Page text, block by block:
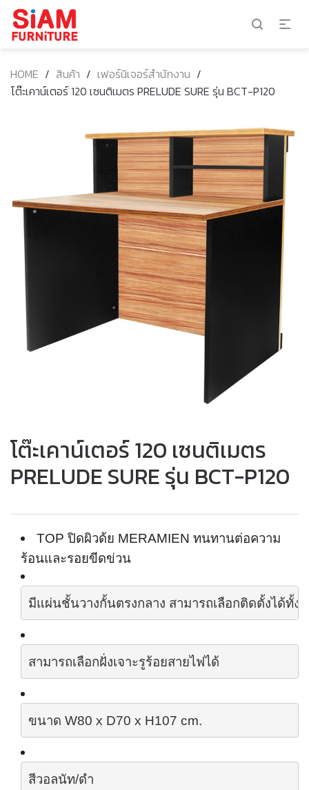
HOME / สินค้า / เฟอร์นิเจอร์สำนักงาน /
โต๊ะเคาน์เตอร์ 120 เซนติเมตร PRELUDE SURE รุ่น BCT-P120
โต๊ะเคาน์เตอร์ 120 เซนติเมตร
PRELUDE SURE รุ่น BCT-P120
TOP ปิดผิวด้ย MERAMIEN ทนทานต่อความ
ร้อนและรอยขีดข่วน
มีแผ่นชั้นวางกั้นตรงกลาง สามารถเลือกติดตั้งได้ทั้ง
สามารถเลือกฝั่งเจาะรูร้อยสายไฟได้
ขนาด W80 x D70 x H107 cm.
สีวอลนัท/ดำ